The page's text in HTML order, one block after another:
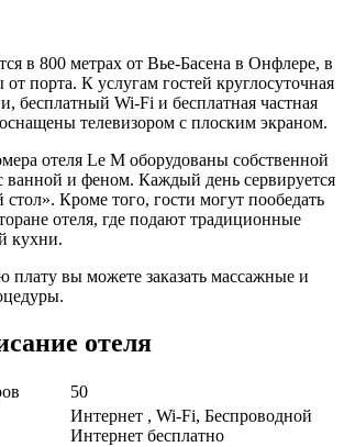
в 800 метрах от Вье-Басена в Онфлере, в
порта. К услугам гостей круглосуточная
бесплатный Wi-Fi и бесплатная частная
телевизором с плоским экраном.
отеля Le M оборудованы собственной
ванной и феном. Каждый день сервируется
стол». Кроме того, гости могут пообедать
отеля, где подают традиционные
кухни.
плату вы можете заказать массажные и
отеля
50
Интернет , Wi-Fi, Беспроводной
Интернет бесплатно